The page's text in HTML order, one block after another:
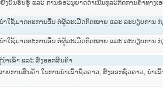
ງຢືນຮັບຮູ້ ແລະ ການຂໍອະນຸຍາດດໍາເນີນທຸລະກິດການຄ້າທາງເອ
ຳໃຊ້ມາດຕະການອື່ນ ຕໍ່ຜູ້ລະເມີດກົດໝາຍ ແລະ ລະບຽບການ
ຳໃຊ້ມາດຕະການອື່ນ ຕໍ່ຜູ້ລະເມີດກົດໝາຍ ແລະ ລະບຽບການ
າເຂົ້າ ແລະ ສົ່ງອອກສິນຄ້າ
ຍການສິນຄ້າ ໃນການນໍາເຂົ້າຊົ່ວຄາວ, ສົ່ງອອກຊົ່ວຄາວ, ນໍາເຂົ້